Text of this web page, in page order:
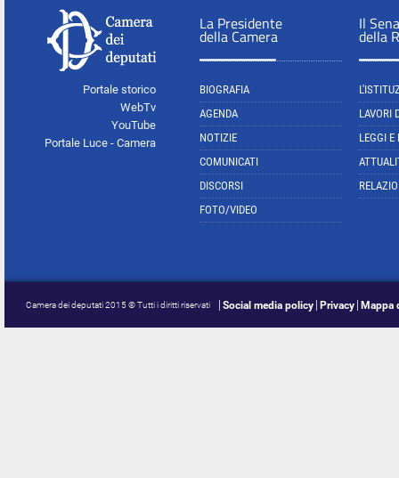
Portale storico
WebTv
YouTube
Portale Luce - Camera
La Presidente
della Camera
BIOGRAFIA
AGENDA
NOTIZIE
COMUNICATI
DISCORSI
FOTO/VIDEO
Il
della
LAVORI
LEGGI E
Camera dei deputati 2015 © Tutti i diritti riservati Social media policy Privacy Mappa